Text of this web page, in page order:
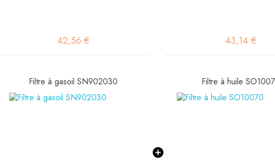
42,56 € 43,14 €
Filtre à gasoil SN902030 Filtre à huile